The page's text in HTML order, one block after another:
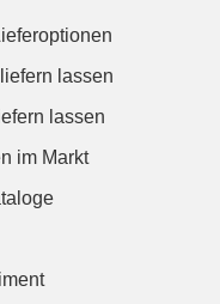
lassen
lassen
im Markt